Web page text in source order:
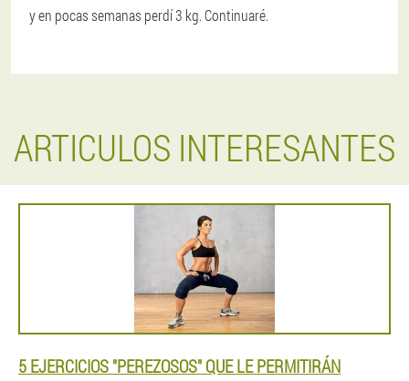
y en pocas semanas perdí 3 kg. Continuaré.
ARTICULOS INTERESANTES
5 EJERCICIOS "PEREZOSOS" QUE LE PERMITIRÁN